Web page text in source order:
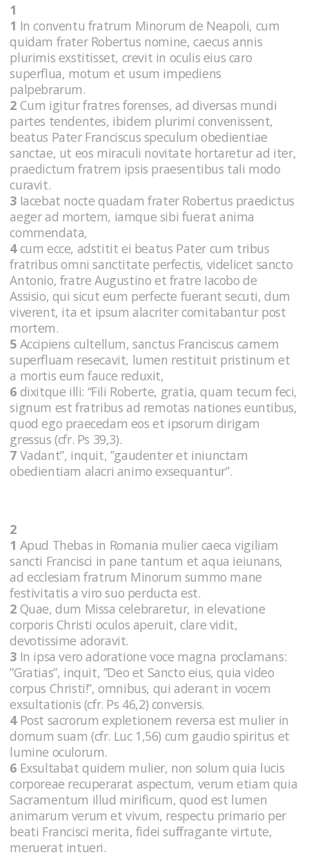
1
1 In conventu fratrum Minorum de Neapoli, cum
quidam frater Robertus nomine, caecus annis
plurimis exstitisset, crevit in oculis eius caro
superflua, motum et usum impediens
palpebrarum.
2 Cum igitur fratres forenses, ad diversas mundi
partes tendentes, ibidem plurimi convenissent,
beatus Pater Franciscus speculum obedientiae
sanctae, ut eos miraculi novitate hortaretur ad iter,
praedictum fratrem ipsis praesentibus tali modo
curavit.
3 Iacebat nocte quadam frater Robertus praedictus
aeger ad mortem, iamque sibi fuerat anima
commendata,
4cum ecce, adstitit ei beatus Pater cum tribus
fratribus omni sanctitate perfectis, videlicet sancto
Antonio, fratre Augustino et fratre Iacobo de
Assisio, qui sicut eum perfecte fuerant secuti, dum
viverent, ita et ipsum alacriter comitabantur post
mortem.
5 Accipiens cultellum, sanctus Franciscus carnem
superfluam resecavit, lumen restituit pristinum et
a mortis eum fauce reduxit,
6 dixitque illi: “Fili Roberte, gratia, quam tecum feci,
signum est fratribus ad remotas nationes euntibus,
quod ego praecedam eos et ipsorum dirigam
gressus (cfr. Ps 39,3).
7 Vadant”, inquit, ”gaudenter et iniunctam
obedientiam alacri animo exsequantur”.
2
1 Apud Thebas in Romania mulier caeca vigiliam
sancti Francisci in pane tantum et aqua ieiunans,
ad ecclesiam fratrum Minorum summo mane
festivitatis a viro suo perducta est.
2 Quae, dum Missa celebraretur, in elevatione
corporis Christi oculos aperuit, clare vidit,
devotissime adoravit.
3 In ipsa vero adoratione voce magna proclamans:
”Gratias”, inquit, ”Deo et Sancto eius, quia video
corpus Christi!”, omnibus, qui aderant in vocem
exsultationis (cfr. Ps 46,2) conversis.
4Post sacrorum expletionem reversa est mulier in
domum suam (cfr. Luc 1,56) cum gaudio spiritus et
lumine oculorum.
6 Exsultabat quidem mulier, non solum quia lucis
corporeae recuperarat aspectum, verum etiam quia
Sacramentum illud mirificum, quod est lumen
animarum verum et vivum, respectu primario per
beati Francisci merita, fidei suffragante virtute,
meruerat intueri.